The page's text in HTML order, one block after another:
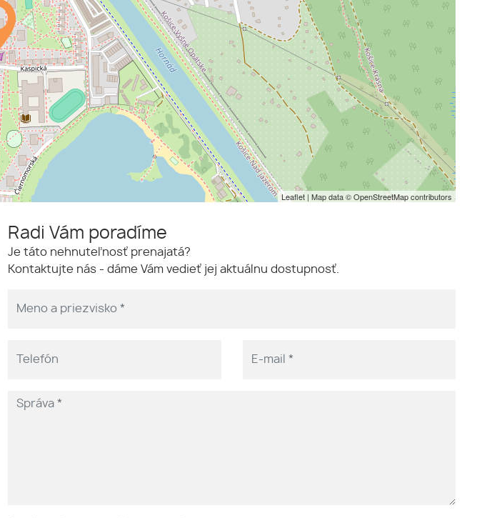
Leaflet | Map data ©OpenStreetMapcontributors
Radi Vám poradíme
Je táto nehnuteľnosť prenajatá?
Kontaktujte nás - dáme Vám vedieť jej aktuálnu dostupnosť.